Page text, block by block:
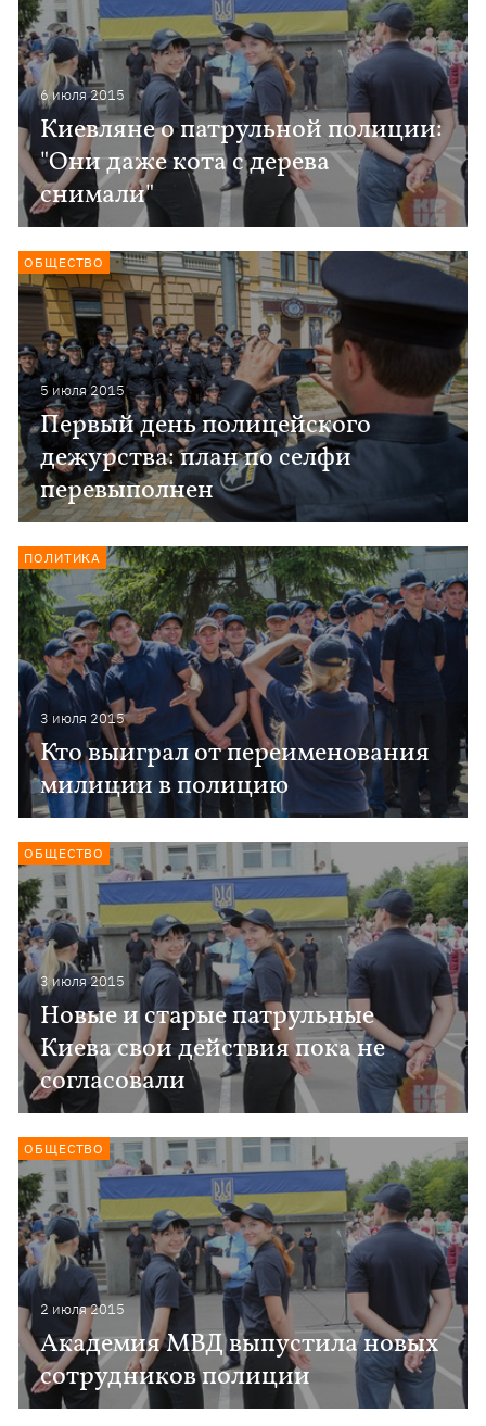
6 июля 2015
Киевляне о патрульной полиции:
"Они даже кота с дерева
снимали"
5 июля 2015
Первый день полицейского
дежурства: план по селфи
перевыполнен
ОБЩЕСТВО
3 июля 2015
Кто выиграл от переименования
милиции в полицию
ПОЛИТИКА
3 июля 2015
Новые и старые патрульные
Киева свои действия пока не
согласовали
ОБЩЕСТВО
2 июля 2015
Академия МВД выпустила новых
сотрудников полиции
ОБЩЕСТВО